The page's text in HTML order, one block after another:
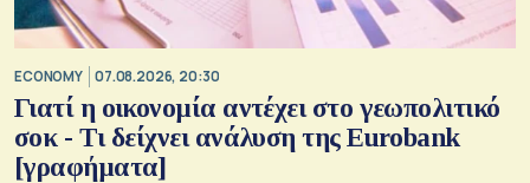
ECONOMY 07.08.2026, 20:30
Γιατί η οικονομία αντέχει στο γεωπολιτικό
σοκ - Τι δείχνει ανάλυση της Eurobank
[γραφήματα]